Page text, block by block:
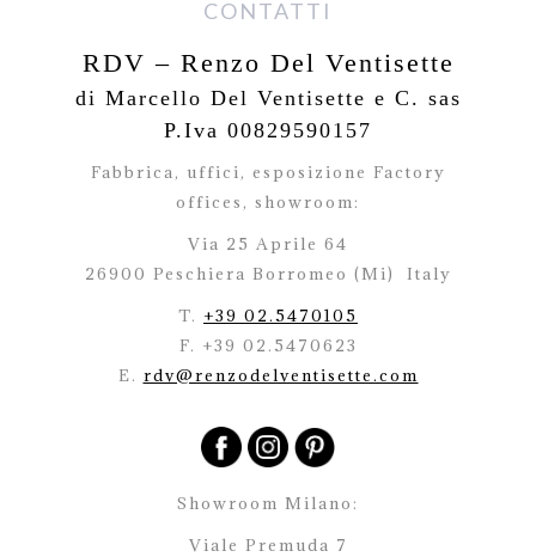
CONTATTI
RDV – Renzo Del Ventisette
di Marcello Del Ventisette e C. sas
P.Iva 00829590157
Fabbrica, uffici, esposizione Factory
offices, showroom:
Via 25 Aprile 64
26900 Peschiera Borromeo (Mi)
Italy
T. +39 02.5470105
F. +39 02.5470623
E. rdv@renzodelventisette.com
Showroom Milano:
Viale Premuda 7